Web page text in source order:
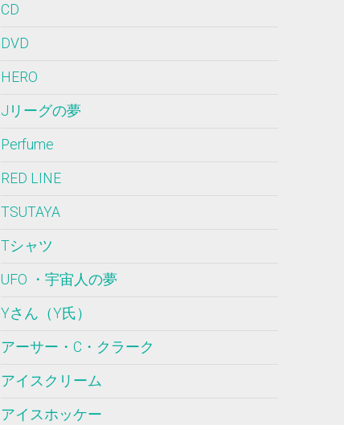
CD
DVD
HERO
Jリーグの夢
Perfume
RED LINE
TSUTAYA
Tシャツ
UFO ・宇宙人の夢
Yさん（Y氏）
アーサー・C・クラーク
アイスクリーム
アイスホッケー